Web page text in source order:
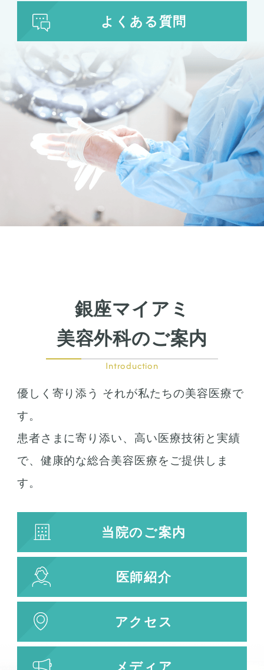
よくある質問
銀座マイアミ
美容外科のご案内
Introduction
優しく寄り添う それが私たちの美容医療で
す。
患者さまに寄り添い、高い医療技術と実績
で、健康的な総合美容医療をご提供しま
す。
当院のご案内
医師紹介
アクセス
メディア